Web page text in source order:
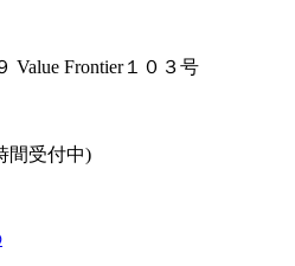
Value Frontier１０３号
間受付中)